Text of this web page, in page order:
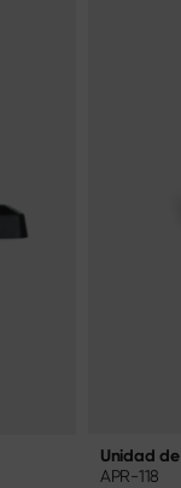
Unidad
APR-118